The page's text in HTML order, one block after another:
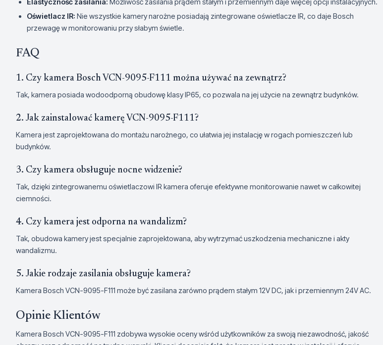
Elastyczność zasilania: Możliwość zasilania prądem stałym i przemiennym daje więcej opcji instalacyjnych.
Oświetlacz IR: Nie wszystkie kamery narożne posiadają zintegrowane oświetlacze IR, co daje Bosch
przewagę w monitorowaniu przy słabym świetle.
FAQ
1. Czy kamera Bosch VCN-9095-F111 można używać na zewnątrz?
Tak, kamera posiada wodoodporną obudowę klasy IP65, co pozwala na jej użycie na zewnątrz budynków.
2. Jak zainstalować kamerę VCN-9095-F111?
Kamera jest zaprojektowana do montażu narożnego, co ułatwia jej instalację w rogach pomieszczeń lub
budynków.
3. Czy kamera obsługuje nocne widzenie?
Tak, dzięki zintegrowanemu oświetlaczowi IR kamera oferuje efektywne monitorowanie nawet w całkowitej
ciemności.
4. Czy kamera jest odporna na wandalizm?
Tak, obudowa kamery jest specjalnie zaprojektowana, aby wytrzymać uszkodzenia mechaniczne i akty
wandalizmu.
5. Jakie rodzaje zasilania obsługuje kamera?
Kamera Bosch VCN-9095-F111 może być zasilana zarówno prądem stałym 12V DC, jak i przemiennym 24V AC.
Opinie Klientów
Kamera Bosch VCN-9095-F111 zdobywa wysokie oceny wśród użytkowników za swoją niezawodność, jakość